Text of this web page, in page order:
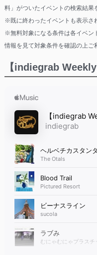
料」がついたイベントの検索結果
※既に終わったイベントも表示さ
※無料対象になる条件は各イベン
情報を見て対象条件を確認の上ご
【indiegrab Weekly